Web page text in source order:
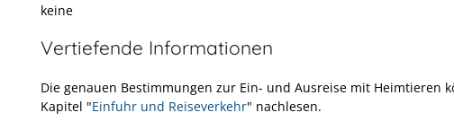
keine
Vertiefende Informationen
Die genauen Bestimmungen zur Ein- und Ausreise mit Heimtieren
Kapitel "Einfuhr und Reiseverkehr" nachlesen.